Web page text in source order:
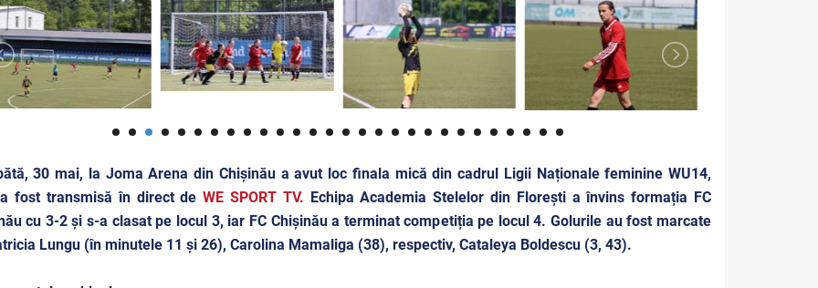
30 mai, la Joma Arena din Chișinău a avut loc finala mică din cadrul Ligii Naționale feminine WU14,
fost transmisă în direct deWE SPORT TV. Echipa Academia Stelelor din Florești a învins formația FC
cu 3-2 și s-a clasat pe locul 3, iar FC Chișinău a terminat competiția pe locul 4. Golurile au fost marcate
Lungu (în minutele 11 și 26), Carolina Mamaliga (38), respectiv, Cataleya Boldescu (3, 43).